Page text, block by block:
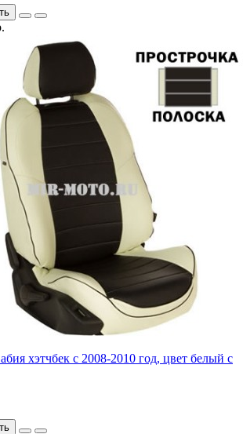
хэтчбек с 2008-2010 год, цвет белый с